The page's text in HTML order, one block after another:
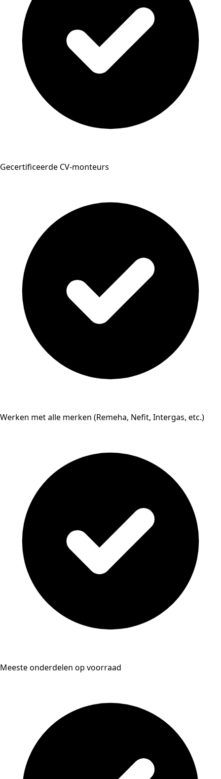
Gecertificeerde CV-monteurs
Werken met alle merken (Remeha, Nefit, Intergas, etc.)
Meeste onderdelen op voorraad